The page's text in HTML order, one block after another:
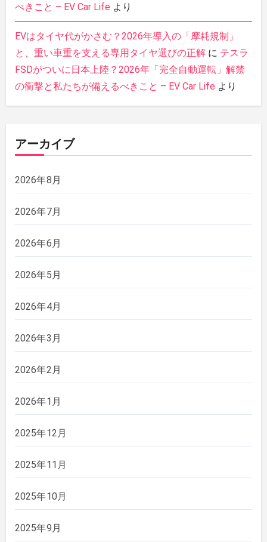
べきこと – EV Car Life より
EVはタイヤ代がかさむ？2026年導入の「摩耗規制」
と、重い車重を支える専用タイヤ選びの正解に テスラ
FSDがついに日本上陸？2026年「完全自動運転」解禁
の衝撃と私たちが備えるべきこと – EV Car Life より
アーカイブ
2026年8月
2026年7月
2026年6月
2026年5月
2026年4月
2026年3月
2026年2月
2026年1月
2025年12月
2025年11月
2025年10月
2025年9月